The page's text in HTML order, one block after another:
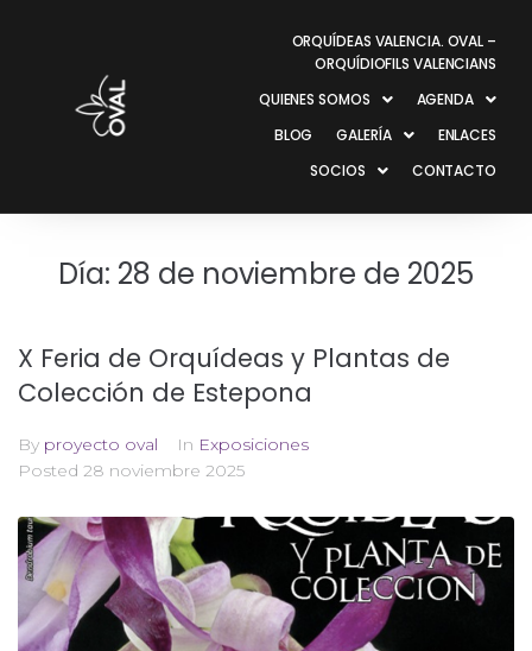
ORQUÍDEAS VALENCIA. OVAL –
ORQUÍDIOFILS VALENCIANS
QUIENES SOMOS
AGENDA
BLOG
GALERÍA
ENLACES
SOCIOS
CONTACTO
Día: 28 de noviembre de 2025
X Feria de Orquídeas y Plantas de
Colección de Estepona
By proyecto oval In Exposiciones
Posted 28 noviembre 2025